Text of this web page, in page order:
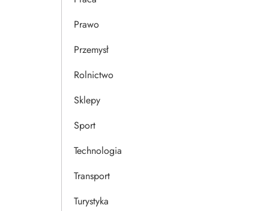
Prawo
Przemysł
Rolnictwo
Sklepy
Sport
Technologia
Transport
Turystyka